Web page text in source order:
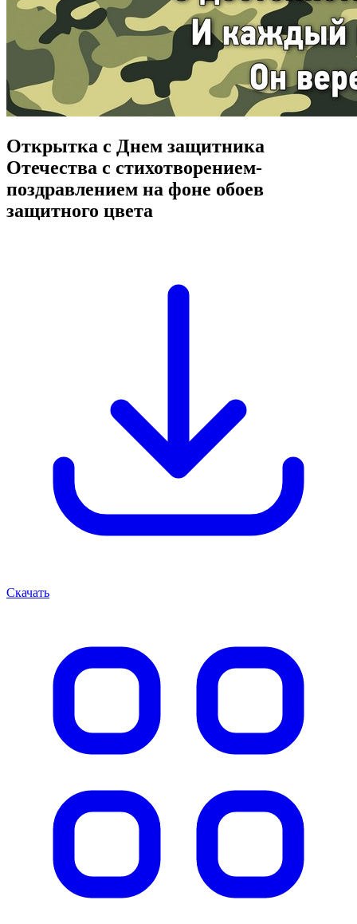
Открытка с Днем защитника
Отечества с стихотворением-
поздравлением на фоне обоев
защитного цвета
Скачать